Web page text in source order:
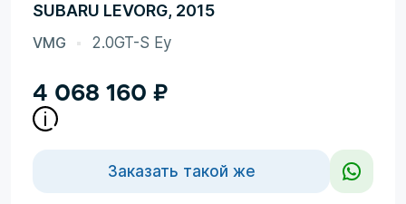
SUBARU LEVORG, 2015
VMG 2.0GT-S Ey
4 068 160 ₽
Заказать такой же